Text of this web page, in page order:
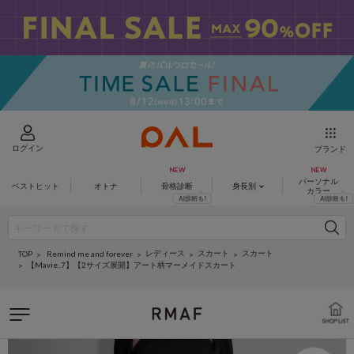
ログイン ブランド
ベストヒット オトナ 骨格診断 身長別
パーソナル
カラー
TOP Remind me and forever レディース スカート
スカート
【Mavie..7】【2サイズ展開】アート柄マーメイドスカート